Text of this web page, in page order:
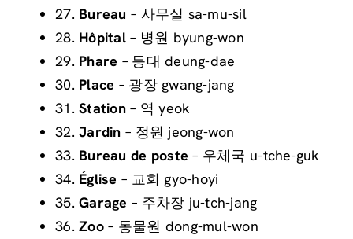
27. Bureau – 사무실 sa-mu-sil
28. Hôpital– 병원 byung-won
29. Phare – 등대 deung-dae
30. Place – 광장 gwang-jang
31.Station– 역 yeok
32.Jardin – 정원 jeong-won
33. Bureau de poste – 우체국 u-tche-guk
34. Église – 교회 gyo-hoyi
35.Garage – 주차장 ju-tch-jang
36.Zoo– 동물원 dong-mul-won